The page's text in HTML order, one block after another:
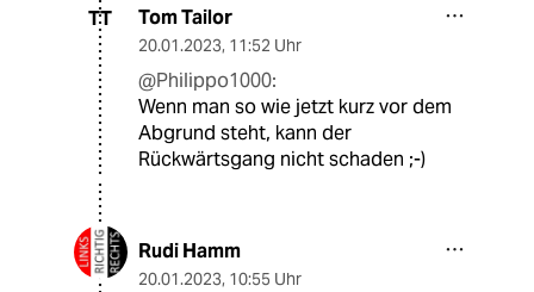
TT Tom Tailor
20.01.2023, 11:52 Uhr
@Philippo1000:
Wenn man so wie jetzt kurz vor dem
Abgrund steht, kann der
Rückwärtsgang nicht schaden ;-)
Rudi Hamm
20.01.2023, 10:55 Uhr